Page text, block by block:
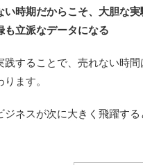
い時期だからこそ、大胆な実
も立派なデータになる
践することで、売れない時
ます。
ジネスが次に大きく飛躍す